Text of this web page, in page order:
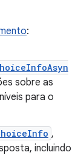
:
sobre as
para o
,
incluindo